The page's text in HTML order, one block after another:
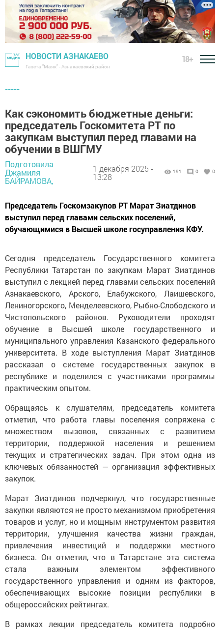
НОВОСТИ АЗНАКАЕВО
Газета "Маяк" - Азнакаевский район
18+
-----
Как сэкономить бюджетные деньги:
председатель Госкомитета РТ по
закупкам выступил перед главами на
обучении в ВШГМУ
Подготовила
Джамиля
БАЙРАМОВА,
1 декабря 2025 -
13:28
191 0 0
Председатель Госкомзакупов РТ Марат Зиатдинов
выступил перед главами сельских поселений,
обучающимися в Высшей школе госуправления КФУ.
Сегодня председатель Государственного комитета
Республики Татарстан по закупкам Марат Зиатдинов
выступил с лекцией перед главами сельских поселений
Азнакаевского, Арского, Елабужского, Лаишевского,
Лениногорского, Менделеевского, Рыбно-Слободского и
Чистопольского районов. Руководители проходят
обучение в Высшей школе государственного и
муниципального управления Казанского федерального
университета. В ходе выступления Марат Зиатдинов
рассказал о системе государственных закупок в
республике и поделился с участниками программы
практическим опытом.
Обращаясь к слушателям, председатель комитета
отметил, что работа главы поселения сопряжена с
множеством вызовов, связанных с развитием
территории, поддержкой населения и решением
текущих и стратегических задач. При этом одна из
ключевых обязанностей — организация эффективных
закупок.
Марат Зиатдинов подчеркнул, что государственные
закупки являются не просто механизмом приобретения
товаров и услуг, но и мощным инструментом развития
территории, улучшения качества жизни граждан,
привлечения инвестиций и поддержки местного
бизнеса. Он отметил, что в Татарстане эта система
стала важным элементом эффективного
государственного управления и одним из факторов,
обеспечивающих высокие позиции республики в
общероссийских рейтингах.
В рамках лекции председатель комитета подробно